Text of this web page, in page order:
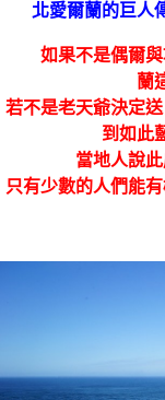
北愛爾蘭的巨人
如果不是偶爾
蘭
若不是老天爺決定
到如此
當地人說
只有少數的人們能